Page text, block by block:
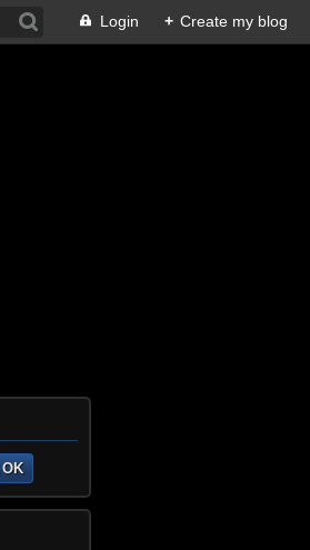
Login + Create my blog
OK